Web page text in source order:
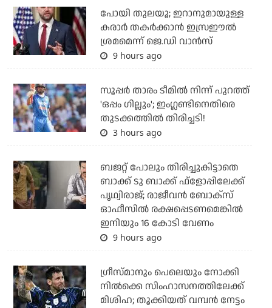
പോയി തുലയൂ; ഇറാനുമായുള്ള
കരാര്‍ തകര്‍ക്കാന്‍ ഇസ്രഈല്‍
ശ്രമമെന്ന് ജെ.ഡി വാന്‍സ്
9 hours ago
സൂപ്പര്‍ താരം ടീമില്‍ നിന്ന് പുറത്ത്
'ഒപ്പം ഗില്ലും'; ഇംഗ്ലണ്ടിനെതിരെ
തുടക്കത്തില്‍ തിരിച്ചടി!
3 hours ago
ബജറ്റ് പോലും തിരിച്ചുകിട്ടാതെ
ബാക്ക് ടു ബാക്ക് ഫ്‌ളോപ്പിലേക്ക്
പൃഥ്വിരാജ്; രാജീവന്‍ ബോക്‌സ്
ഓഫീസില്‍ രക്ഷപ്പെടണമെങ്കില്‍
ഇനിയും 16 കോടി വേണം
9 hours ago
ഗ്രീസ്മാനും പെലെയും നോക്കി
നില്‍ക്കെ സിംഹാസനത്തിലേക്ക്
മിശിഹ; തൂക്കിയത് വമ്പന്‍ നേട്ടം